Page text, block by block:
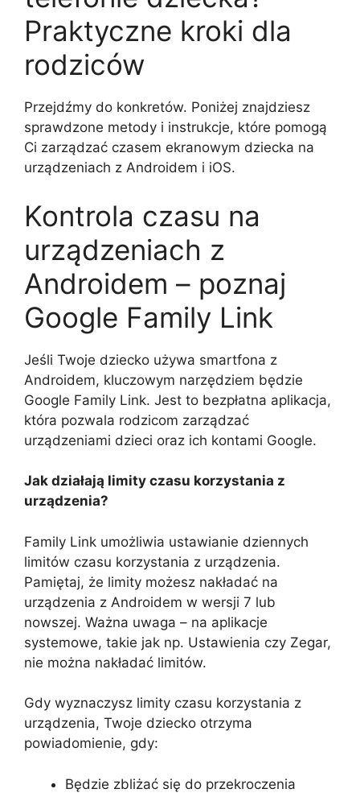
Praktyczne kroki dla
rodziców
Przejdźmy do konkretów. Poniżej znajdziesz
sprawdzone metody i instrukcje, które pomogą
Ci zarządzać czasem ekranowym dziecka na
urządzeniach z Androidem i iOS.
Kontrola czasu na
urządzeniach z
Androidem – poznaj
Google Family Link
Jeśli Twoje dziecko używa smartfona z
Androidem, kluczowym narzędziem będzie
Google Family Link. Jest to bezpłatna aplikacja,
która pozwala rodzicom zarządzać
urządzeniami dzieci oraz ich kontami Google.
Jak działają limity czasu korzystania z
urządzenia?
Family Link umożliwia ustawianie dziennych
limitów czasu korzystania z urządzenia.
Pamiętaj, że limity możesz nakładać na
urządzenia z Androidem w wersji 7 lub
nowszej. Ważna uwaga – na aplikacje
systemowe, takie jak np. Ustawienia czy Zegar,
nie można nakładać limitów.
Gdy wyznaczysz limity czasu korzystania z
urządzenia, Twoje dziecko otrzyma
powiadomienie, gdy:
Będzie zbliżać się do przekroczenia